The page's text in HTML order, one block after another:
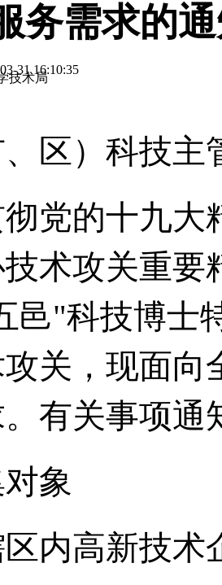
务需求的
31 16:10:35
技术局
区）科技主
党的十九
术攻关重
邑"科技博士
关，现面向
有关事项通
象
内高新技术